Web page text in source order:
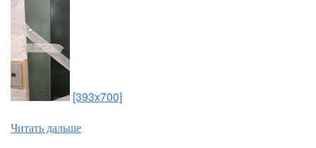
[393x700]
Читать дальше